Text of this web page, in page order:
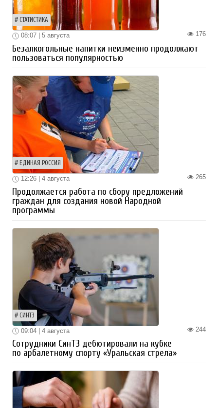
СТАТИСТИКА
176
08:07 | 5 августа
Безалкогольные напитки неизменно продолжают
пользоваться популярностью
ЕДИНАЯ РОССИЯ
265
12:26 | 4 августа
Продолжается работа по сбору предложений
граждан для создания новой Народной
программы
СИНТЗ
244
09:04 | 4 августа
Сотрудники СинТЗ дебютировали на кубке
по арбалетному спорту «Уральская стрела»